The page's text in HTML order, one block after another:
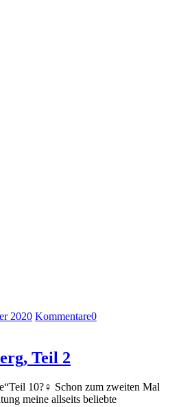
2020 Kommentare0
Teil 2
10?‍♀️ Schon zum zweiten Mal
meine allseits beliebte